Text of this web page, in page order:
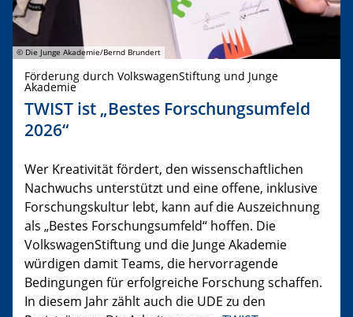
© Die Junge Akademie/Bernd Brundert
Förderung durch VolkswagenStiftung und Junge
Akademie
TWIST ist „Bestes Forschungsumfeld
2026“
Wer Kreativität fördert, den wissenschaftlichen
Nachwuchs unterstützt und eine offene, inklusive
Forschungskultur lebt, kann auf die Auszeichnung
als „Bestes Forschungsumfeld“ hoffen. Die
VolkswagenStiftung und die Junge Akademie
würdigen damit Teams, die hervorragende
Bedingungen für erfolgreiche Forschung schaffen.
In diesem Jahr zählt auch die UDE zu den